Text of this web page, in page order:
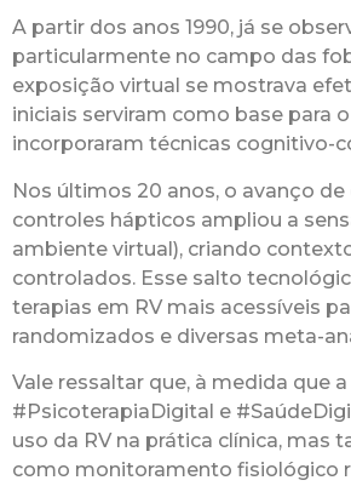
A partir dos anos 1990, já se
particularmente no campo das
exposição virtual se mostrava
iniciais serviram como base para
incorporaram técnicas cognitivo-
Nos últimos 20 anos, o avanço
controles hápticos ampliou a
ambiente virtual), criando
controlados. Esse salto
terapias em RV mais acessíveis
randomizados e diversas meta-
Vale ressaltar que, à medida que
#PsicoterapiaDigital e
uso da RV na prática clínica,
como monitoramento fisiológico